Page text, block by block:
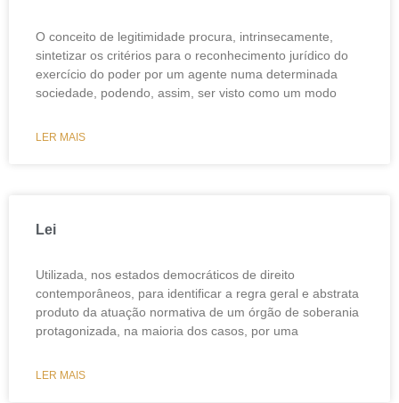
O conceito de legitimidade procura, intrinsecamente,
sintetizar os critérios para o reconhecimento jurídico do
exercício do poder por um agente numa determinada
sociedade, podendo, assim, ser visto como um modo
LER MAIS
Lei
Utilizada, nos estados democráticos de direito
contemporâneos, para identificar a regra geral e abstrata
produto da atuação normativa de um órgão de soberania
protagonizada, na maioria dos casos, por uma
LER MAIS